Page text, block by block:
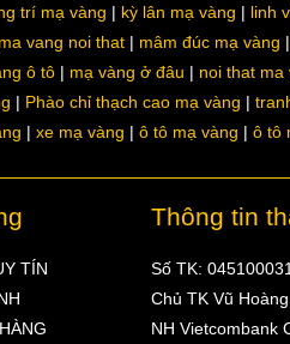
trí mạ vàng kỳ lân mạ vàng linh
ma vang noi that mâm đúc mạ vàng
ô tô mạ vàng ở đâu noi that ma
Phào chỉ thạch cao mạ vàng
xe mạ vàng ô tô mạ vàng ô tô
TÍN
Thông tin
Số TK:
Chủ TK Vũ
NH Vietcombank